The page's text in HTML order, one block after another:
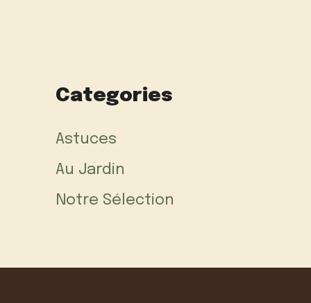
Categories
Astuces
Au Jardin
Notre Sélection